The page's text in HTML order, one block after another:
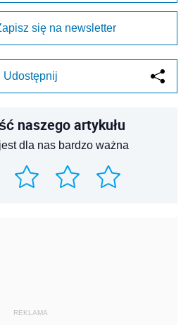
się na newsletter
Udostępnij
naszego artykułu
dla nas bardzo ważna
REKLAMA